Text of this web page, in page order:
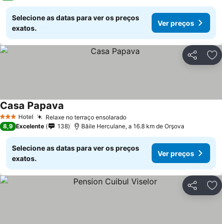
Selecione as datas para ver os preços
exatos.
Ver preços
Partilhar
3 EstrelasHotel Relaxe no terraço ensolaradoVer preços
Casa Papava
8,9 Excelente 138 Băile Herculane, a 16.8 km de Orşova
Selecione as datas para ver os preços
exatos.
Ver preços
Partilhar